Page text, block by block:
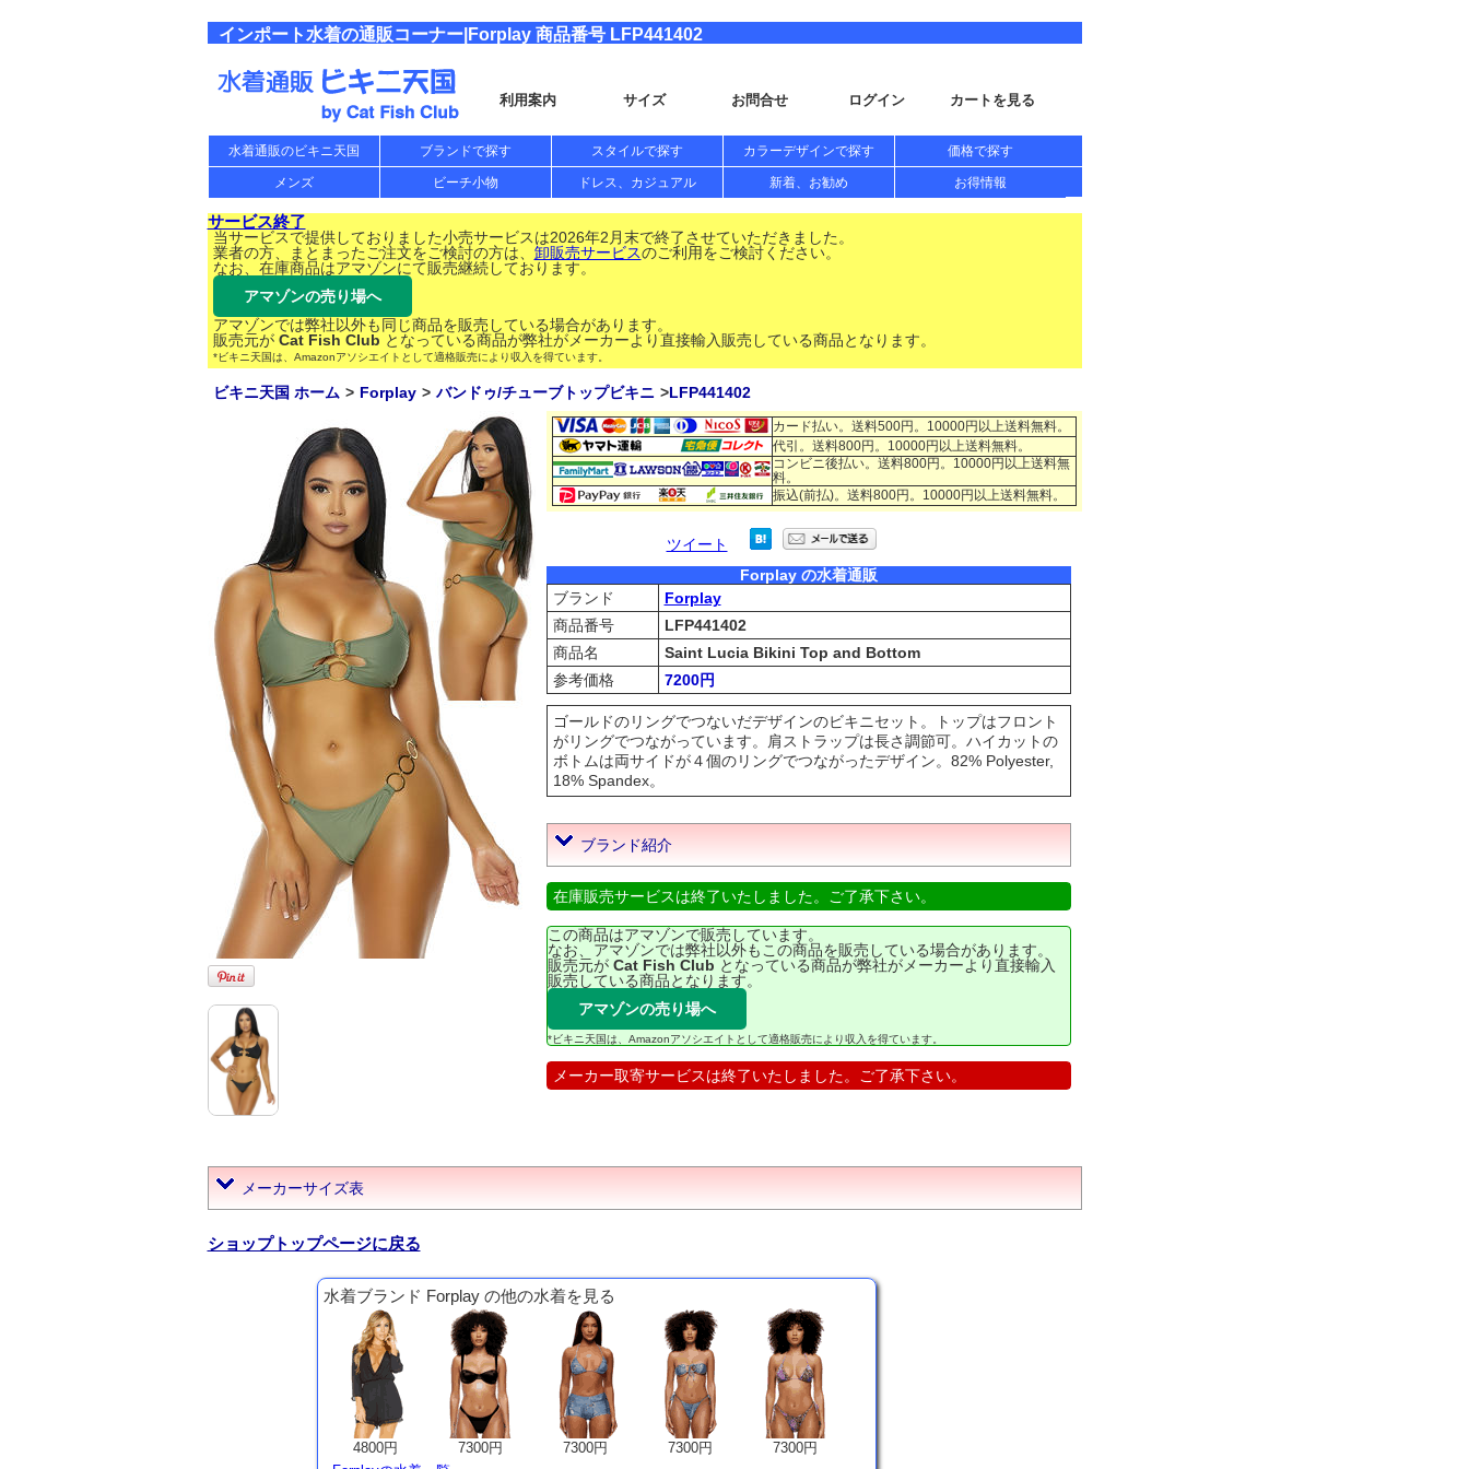
インポート水着の通販コーナー|Forplay 商品番号 LFP441402
利用案内 サイズ お問合せ ログイン カートを見る
水着通販のビキニ天国 ブランドで探す スタイルで探す カラーデザインで探す 価格で探す
メンズ ビーチ小物 ドレス、カジュアル 新着、お勧め お得情報
サービス終了
当サービスで提供しておりました小売サービスは2026年2月末で終了させていただきました。
業者の方、まとまったご注文をご検討の方は、 卸販売サービスのご利用をご検討ください。
なお、在庫商品はアマゾンにて販売継続しております。
アマゾンの売り場へ
アマゾンでは弊社以外も同じ商品を販売している場合があります。
販売元が Cat Fish Club となっている商品が弊社がメーカーより直接輸入販売している商品となります。
*ビキニ天国は、Amazonアソシエイトとして適格販売により収入を得ています。
ビキニ天国 ホーム Forplay バンドゥ/チューブトップビキニ LFP441402
カード払い。送料500円。10000円以上送料無料。
代引。送料800円。10000円以上送料無料。
コンビニ後払い。送料800円。10000円以上送料無
料。
振込(前払)。送料800円。10000円以上送料無料。
ツイート
Forplay の水着通販
ブランド
Forplay
商品番号
LFP441402
商品名
Saint Lucia Bikini Top and Bottom
参考価格
7200円
ゴールドのリングでつないだデザインのビキニセット。トップはフロント
がリングでつながっています。肩ストラップは長さ調節可。ハイカットの
ボトムは両サイドが４個のリングでつながったデザイン。82% Polyester,
18% Spandex。
ブランド紹介
在庫販売サービスは終了いたしました。ご了承下さい。
この商品はアマゾンで販売しています。
なお、アマゾンでは弊社以外もこの商品を販売している場合があります。
販売元が Cat Fish Club となっている商品が弊社がメーカーより直接輸入
販売している商品となります。
アマゾンの売り場へ
*ビキニ天国は、Amazonアソシエイトとして適格販売により収入を得ています。
メーカー取寄サービスは終了いたしました。ご了承下さい。
メーカーサイズ表
ショップトップページに戻る
水着ブランド Forplay の他の水着を見る
4800円 7300円 7300円 7300円
7300円